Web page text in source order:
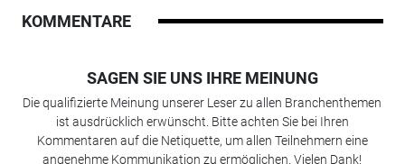
KOMMENTARE
SAGEN SIE UNS IHRE MEINUNG
Die qualifizierte Meinung unserer Leser zu allen Branchenthemen
ist ausdrücklich erwünscht. Bitte achten Sie bei Ihren
Kommentaren auf die Netiquette, um allen Teilnehmern eine
angenehme Kommunikation zu ermöglichen. Vielen Dank!